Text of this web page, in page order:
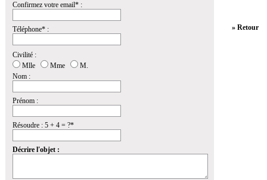
Confirmez votre email* :
Téléphone* :
Civilité :
Mlle
Mme
M.
Nom :
Prénom :
Résoudre : 5 + 4 = ?*
Décrire l'objet :
» Retour